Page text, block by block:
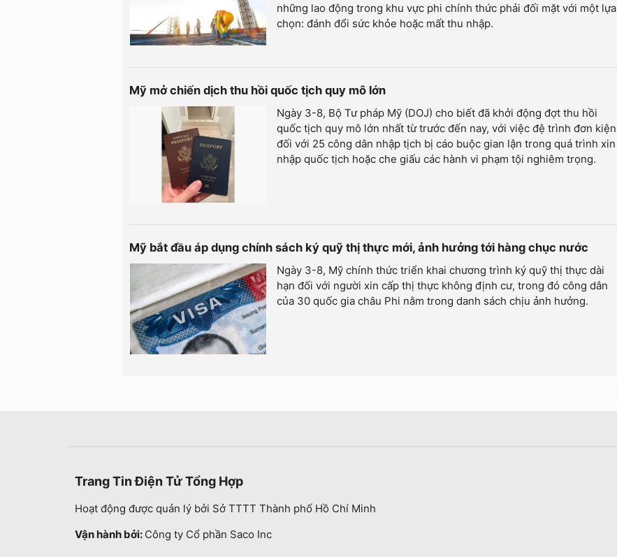
những lao động trong khu vực phi chính thức phải đối mặt với một lựa
chọn: đánh đổi sức khỏe hoặc mất thu nhập.
Mỹ mở chiến dịch thu hồi quốc tịch quy mô lớn
Ngày 3-8, Bộ Tư pháp Mỹ (DOJ) cho biết đã khởi động đợt thu hồi
quốc tịch quy mô lớn nhất từ trước đến nay, với việc đệ trình đơn kiện
đối với 25 công dân nhập tịch bị cáo buộc gian lận trong quá trình xin
nhập quốc tịch hoặc che giấu các hành vi phạm tội nghiêm trọng.
Mỹ bắt đầu áp dụng chính sách ký quỹ thị thực mới, ảnh hưởng tới hàng chục nước
Ngày 3-8, Mỹ chính thức triển khai chương trình ký quỹ thị thực dài
hạn đối với người xin cấp thị thực không định cư, trong đó công dân
của 30 quốc gia châu Phi nằm trong danh sách chịu ảnh hưởng.
Trang Tin Điện Tử Tổng Hợp
Hoạt động được quản lý bởi Sở TTTT Thành phố Hồ Chí Minh
Vận hành bởi: Công ty Cổ phần Saco Inc